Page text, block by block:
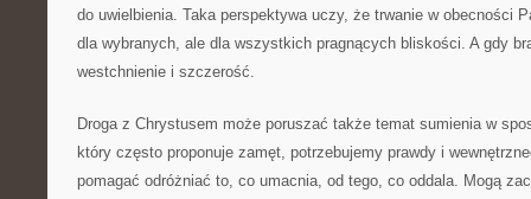
do uwielbienia. Taka perspektywa uczy, że trwanie w obecności
dla wybranych, ale dla wszystkich pragnących bliskości. A gdy
westchnienie i szczerość.
Droga z Chrystusem może poruszać także temat sumienia w
który często proponuje zamęt, potrzebujemy prawdy i
pomagać odróżniać to, co umacnia, od tego, co oddala. Mogą